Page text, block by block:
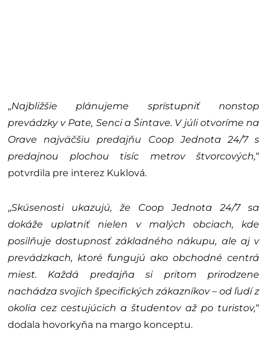
„Najbližšie plánujeme sprístupniť nonstop
prevádzky v Pate, Senci a Šintave. V júli otvoríme na
Orave najväčšiu predajňu Coop Jednota 24/7 s
predajnou plochou tisíc metrov štvorcových,“
potvrdila pre interez Kuklová.
„Skúsenosti ukazujú, že Coop Jednota 24/7 sa
dokáže uplatniť nielen v malých obciach, kde
posilňuje dostupnosť základného nákupu, ale aj v
prevádzkach, ktoré fungujú ako obchodné centrá
miest. Každá predajňa si pritom prirodzene
nachádza svojich špecifických zákazníkov – od ľudí z
okolia cez cestujúcich a študentov až po turistov,“
dodala hovorkyňa na margo konceptu.